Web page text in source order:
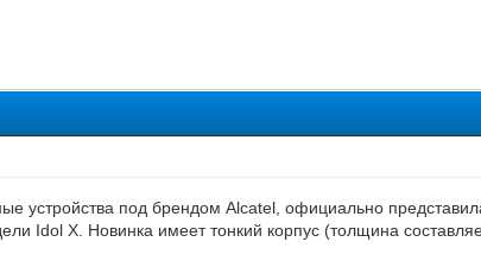
устройства под брендом Alcatel, официально
Idol X. Новинка имеет тонкий корпус (толщина